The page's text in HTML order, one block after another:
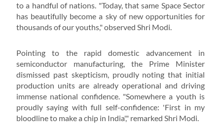
to a handful of nations. "Today, that same Space Sector
has beautifully become a sky of new opportunities for
thousands of our youths," observed Shri Modi.
Pointing to the rapid domestic advancement in
semiconductor manufacturing, the Prime Minister
dismissed past skepticism, proudly noting that initial
production units are already operational and driving
immense national confidence. "Somewhere a youth is
proudly saying with full self-confidence: 'First in my
bloodline to make a chip in India'," remarked Shri Modi.